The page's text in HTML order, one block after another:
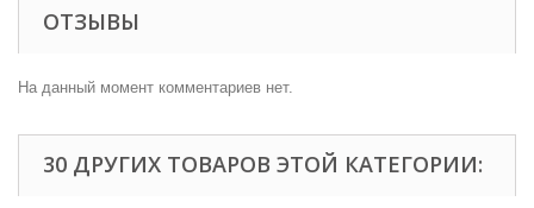
ОТЗЫВЫ
На данный момент комментариев нет.
30 ДРУГИХ ТОВАРОВ ЭТОЙ КАТЕГОРИИ: